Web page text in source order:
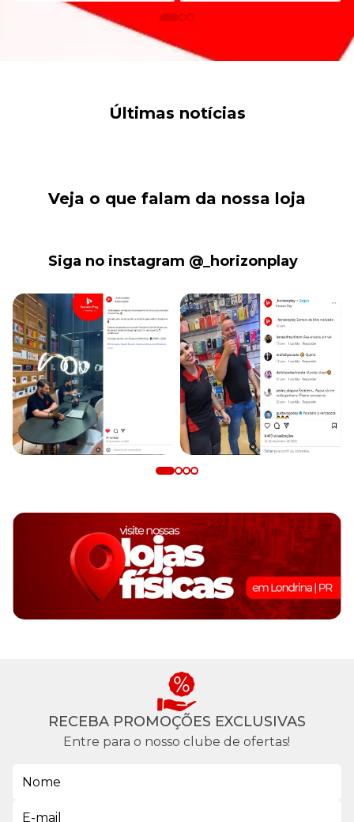
Últimas notícias
Veja o que falam da nossa loja
Siga no instagram @_horizonplay
RECEBA PROMOÇÕES EXCLUSIVAS
Entre para o nosso clube de ofertas!